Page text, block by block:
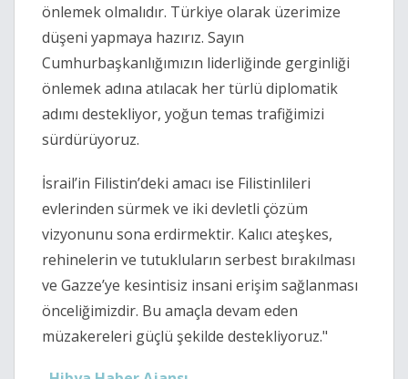
önlemek olmalıdır. Türkiye olarak üzerimize
düşeni yapmaya hazırız. Sayın
Cumhurbaşkanlığımızın liderliğinde gerginliği
önlemek adına atılacak her türlü diplomatik
adımı destekliyor, yoğun temas trafiğimizi
sürdürüyoruz.
İsrail’in Filistin’deki amacı ise Filistinlileri
evlerinden sürmek ve iki devletli çözüm
vizyonunu sona erdirmektir. Kalıcı ateşkes,
rehinelerin ve tutukluların serbest bırakılması
ve Gazze’ye kesintisiz insani erişim sağlanması
önceliğimizdir. Bu amaçla devam eden
müzakereleri güçlü şekilde destekliyoruz."